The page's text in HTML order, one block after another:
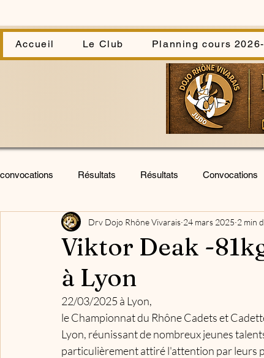
Accueil Le Club Planning cours
convocations Résultats Résultats Convocations
infos Stage Stage Cérémonie
Stage U.V. Animations club
Viktor Deak -
à Lyon
Drv Dojo Rhône Vivarais 24 mars 2025 2 min
22/03/2025 à Lyon,
le Championnat du Rhône Cadets et
Lyon, réunissant de nombreux jeunes
particulièrement attiré l'attention par leurs